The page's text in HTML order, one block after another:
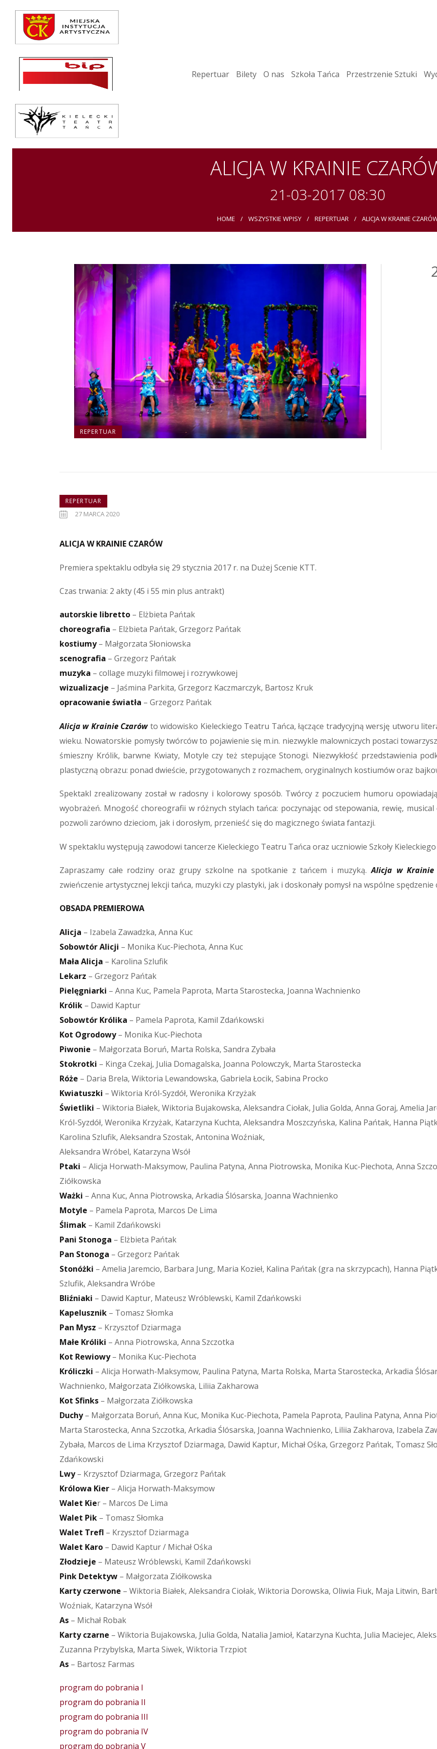
Repertuar Bilety O nas Szkoła Tańca Przestrzenie Sztuki
ALICJA W KRAINIE
21-03-2017 08:30
HOME WSZYSTKIE WPISY REPERTUAR ALICJA W KRAINIE
Repertuar
Teatr / Zespół
Szkoła
Przestrzenie Sztuki
Warsztaty
Festiwal
REPERTUAR
REPERTUAR
27 MARCA 2020
ALICJA W KRAINIE CZARÓW
Premiera spektaklu odbyła się 29 stycznia 2017 r. na Dużej Scenie KTT.
Czas trwania: 2 akty (45 i 55 min plus antrakt)
autorskie libretto – Elżbieta Pańtak
choreografia – Elżbieta Pańtak, Grzegorz Pańtak
kostiumy– Małgorzata Słoniowska
scenografia – Grzegorz Pańtak
muzyka – collage muzyki filmowej i rozrywkowej
wizualizacje – Jaśmina Parkita, Grzegorz Kaczmarczyk, Bartosz Kruk
opracowanie światła – Grzegorz Pańtak
Alicja w Krainie Czarówto widowisko Kieleckiego Teatru Tańca, łączące tradycyjną wersję utworu
wieku. Nowatorskie pomysły twórców to pojawienie się m.in. niezwykle malowniczych postaci
śmieszny Królik, barwne Kwiaty, Motyle czy też stepujące Stonogi. Niezwykłość przedstawienia
plastyczną obrazu: ponad dwieście, przygotowanych z rozmachem, oryginalnych kostiumów oraz
Spektakl zrealizowany został w radosny i kolorowy sposób. Twórcy z poczuciem humoru
wyobrażeń. Mnogość choreografii w różnych stylach tańca: poczynając od stepowania, rewię, musical
pozwoli zarówno dzieciom, jak i dorosłym, przenieść się do magicznego świata fantazji.
W spektaklu występują zawodowi tancerze Kieleckiego Teatru Tańca oraz uczniowie Szkoły
Zapraszamy całe rodziny oraz grupy szkolne na spotkanie z tańcem i muzyką.Alicja w Krainie
zwieńczenie artystycznej lekcji tańca, muzyki czy plastyki, jak i doskonały pomysł na wspólne spędzenie
OBSADA PREMIEROWA
Alicja – Izabela Zawadzka, Anna Kuc
Sobowtór Alicji – Monika Kuc-Piechota, Anna Kuc
Mała Alicja – Karolina Szlufik
Lekarz – Grzegorz Pańtak
Pielęgniarki – Anna Kuc, Pamela Paprota, Marta Starostecka, Joanna Wachnienko
Królik – Dawid Kaptur
Sobowtór Królika – Pamela Paprota, Kamil Zdańkowski
Kot Ogrodowy– Monika Kuc-Piechota
Piwonie – Małgorzata Boruń, Marta Rolska, Sandra Zybała
Stokrotki – Kinga Czekaj, Julia Domagalska, Joanna Polowczyk, Marta Starostecka
Róże – Daria Brela, Wiktoria Lewandowska, Gabriela Łocik, Sabina Procko
Kwiatuszki – Wiktoria Król-Syzdół, Weronika Krzyżak
Świetliki – Wiktoria Białek, Wiktoria Bujakowska, Aleksandra Ciołak, Julia Golda, Anna Goraj, Amelia
Król-Syzdół, Weronika Krzyżak, Katarzyna Kuchta, Aleksandra Moszczyńska, Kalina Pańtak, Hanna
Karolina Szlufik, Aleksandra Szostak, Antonina Woźniak,
Aleksandra Wróbel, Katarzyna Wsół
Ptaki – Alicja Horwath-Maksymow, Paulina Patyna, Anna Piotrowska, Monika Kuc-Piechota, Anna
Ziółkowska
Ważki – Anna Kuc, Anna Piotrowska, Arkadia Ślósarska, Joanna Wachnienko
Motyle – Pamela Paprota, Marcos De Lima
Ślimak – Kamil Zdańkowski
Pani Stonoga – Elżbieta Pańtak
Pan Stonoga – Grzegorz Pańtak
Stonóżki – Amelia Jaremcio, Barbara Jung, Maria Kozieł, Kalina Pańtak (gra na skrzypcach), Hanna
Szlufik, Aleksandra Wróbe
Bliźniaki – Dawid Kaptur, Mateusz Wróblewski, Kamil Zdańkowski
Kapelusznik – Tomasz Słomka
Pan Mysz – Krzysztof Dziarmaga
Małe Króliki – Anna Piotrowska, Anna Szczotka
Kot Rewiowy– Monika Kuc-Piechota
Króliczki – Alicja Horwath-Maksymow, Paulina Patyna, Marta Rolska, Marta Starostecka, Arkadia
Wachnienko, Małgorzata Ziółkowska, Liliia Zakharowa
Kot Sfinks – Małgorzata Ziółkowska
Duchy– Małgorzata Boruń, Anna Kuc, Monika Kuc-Piechota, Pamela Paprota, Paulina Patyna, Anna
Marta Starostecka, Anna Szczotka, Arkadia Ślósarska, Joanna Wachnienko, Liliia Zakharova, Izabela
Zybała, Marcos de Lima Krzysztof Dziarmaga, Dawid Kaptur, Michał Ośka, Grzegorz Pańtak, Tomasz
Zdańkowski
Lwy– Krzysztof Dziarmaga, Grzegorz Pańtak
Królowa Kier – Alicja Horwath-Maksymow
Walet Kier – Marcos De Lima
Walet Pik – Tomasz Słomka
Walet Trefl – Krzysztof Dziarmaga
Walet Karo – Dawid Kaptur / Michał Ośka
Złodzieje – Mateusz Wróblewski, Kamil Zdańkowski
Pink Detektyw – Małgorzata Ziółkowska
Karty czerwone – Wiktoria Białek, Aleksandra Ciołak, Wiktoria Dorowska, Oliwia Fiuk, Maja Litwin,
Woźniak, Katarzyna Wsół
As – Michał Robak
Karty czarne – Wiktoria Bujakowska, Julia Golda, Natalia Jamioł, Katarzyna Kuchta, Julia Maciejec,
Zuzanna Przybylska, Marta Siwek, Wiktoria Trzpiot
As – Bartosz Farmas
program do pobrania I
program do pobrania II
program do pobrania III
program do pobrania IV
program do pobrania V